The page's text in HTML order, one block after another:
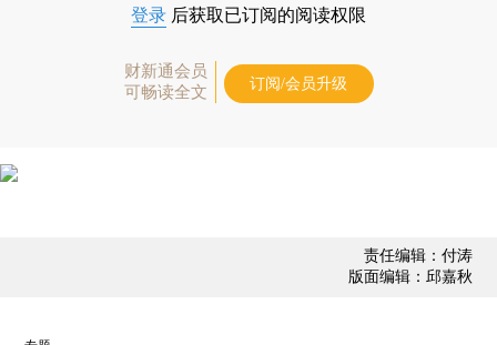
登录 后获取已订阅的阅读权限
财新通会员
可畅读全文
订阅/会员升级
责任编辑：付涛
版面编辑：邱嘉秋